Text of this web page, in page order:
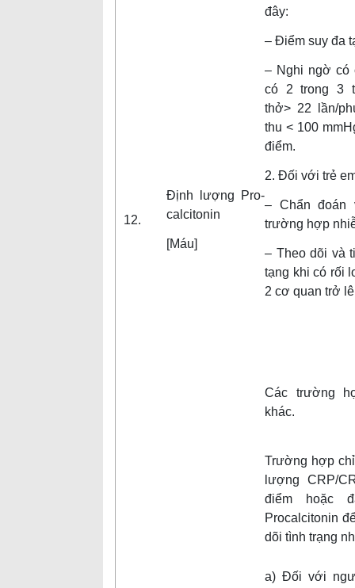
12.
Định lượng Pro-
calcitonin
[Máu]
đây:
– Điểm suy đa
– Nghi ngờ có
có 2 trong 3
thở> 22 lần/
thu < 100
điểm.
2. Đối với trẻ
– Chẩn đoán
trường hợp
– Theo dõi và
tạng khi có rối
2 cơ quan trở
Các trường
khác.
Trường hợp
lượng CRP/
điểm hoặc
Procalcitonin
dõi tình trạng
a) Đối với